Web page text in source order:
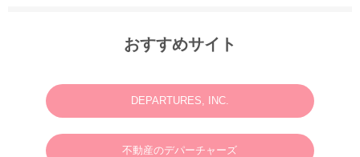
M様 2025年12月or2026年2月
ウェディングフォトお問い合わせありがとうございます。
N様 2025年7月 ウェディングフォト・動画・ドローンご予約ありがとうございま
M様 2025年4月 ウェディングフォトお問い合わせありがとうございます。
おすすめサイト
DEPARTURES, INC.
不動産のデパーチャーズ